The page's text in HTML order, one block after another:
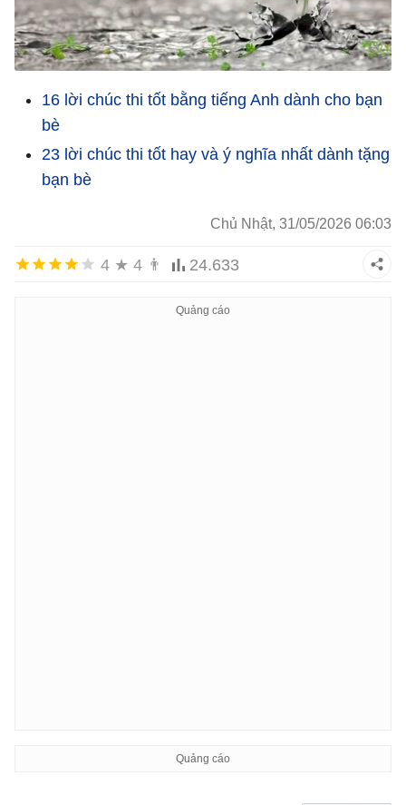
16 lời chúc thi tốt bằng tiếng Anh dành cho bạn
bè
23 lời chúc thi tốt hay và ý nghĩa nhất dành tặng
bạn bè
Chủ Nhật, 31/05/2026 06:03
4 ★ 4 👨 24.633